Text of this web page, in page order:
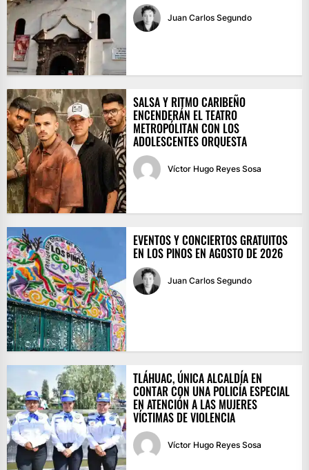
Juan Carlos Segundo
SALSA Y RITMO CARIBEÑO
ENCENDERÁN EL TEATRO
METROPÓLITAN CON LOS
ADOLESCENTES ORQUESTA
Víctor Hugo Reyes Sosa
EVENTOS Y CONCIERTOS GRATUITOS
EN LOS PINOS EN AGOSTO DE 2026
Juan Carlos Segundo
TLÁHUAC, ÚNICA ALCALDÍA EN
CONTAR CON UNA POLICÍA ESPECIAL
EN ATENCIÓN A LAS MUJERES
VÍCTIMAS DE VIOLENCIA
Víctor Hugo Reyes Sosa